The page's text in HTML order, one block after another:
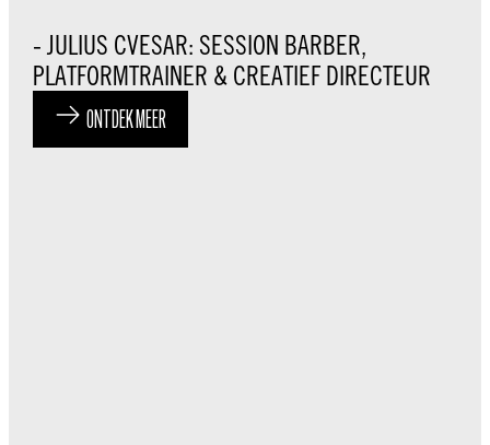
- JULIUS CVESAR: SESSION BARBER,
PLATFORMTRAINER & CREATIEF DIRECTEUR
ONTDEK MEER